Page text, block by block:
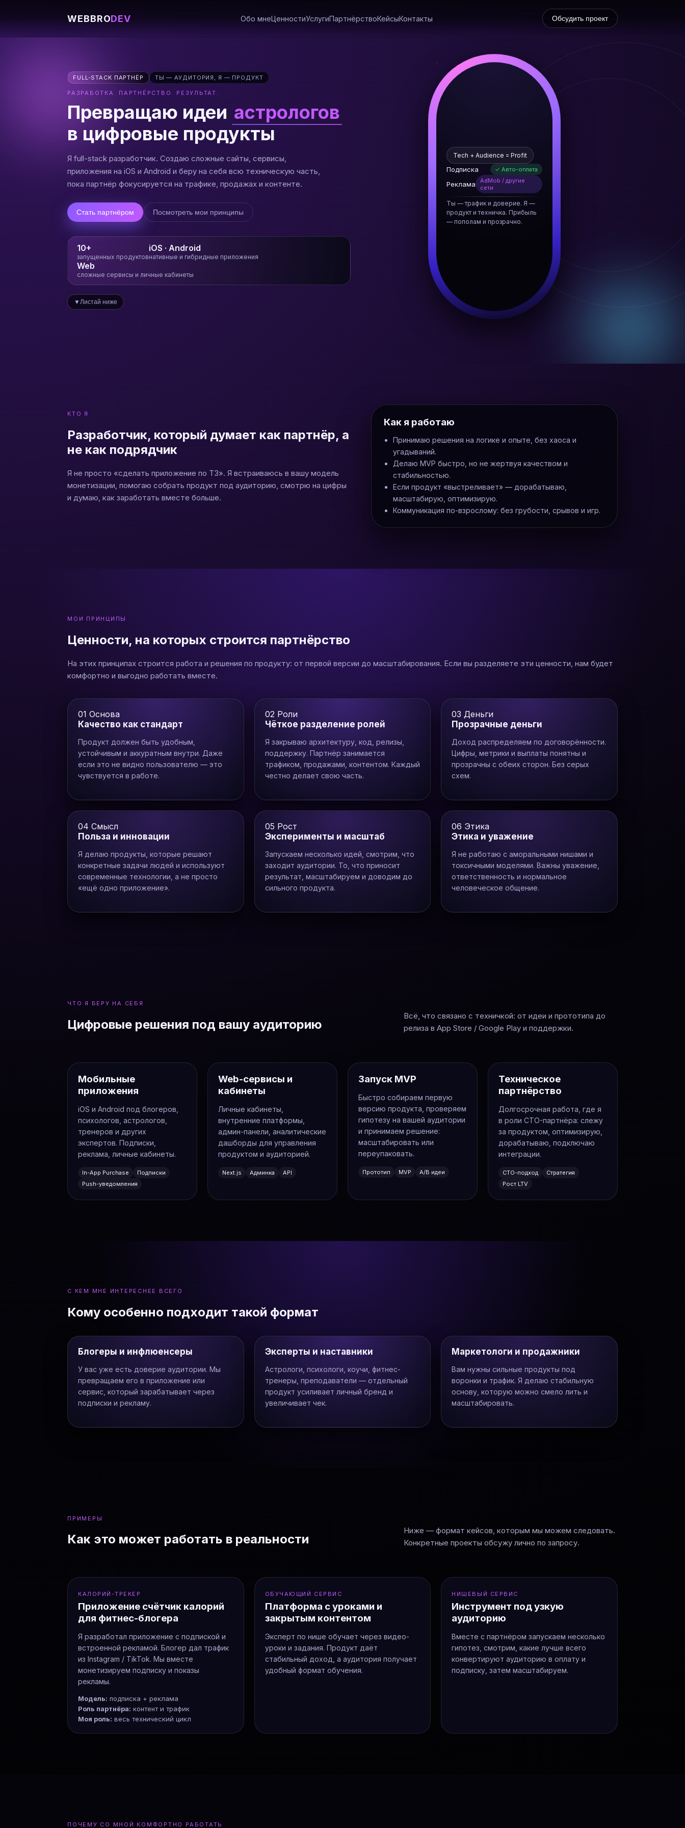
WEBBRODEV Обо мнеЦенностиУслугиПартнёрствоКейсыКонтакты Обсудить проект
FULL-STACK ПАРТНЁР ТЫ — АУДИТОРИЯ, Я — ПРОДУКТ
РАЗРАБОТКА. ПАРТНЁРСТВО. РЕЗУЛЬТАТ.
Превращаю идеи психологов
в цифровые продукты
Я full-stack разработчик. Создаю сложные сайты, сервисы,
приложения на iOS и Android и беру на себя всю техническую часть,
пока партнёр фокусируется на трафике, продажах и контенте.
Стать партнёром Посмотреть мои принципы
10+
запущенных продуктов
iOS · Android
нативные и гибридные приложения
Web
сложные сервисы и личные кабинеты
▼ Листай ниже
Tech + Audience = Profit
Подписка ✓ Авто-оплата
Реклама
AdMob / другие
сети
Ты — трафик и доверие. Я —
продукт и техничка. Прибыль
— пополам и прозрачно.
КТО Я
Разработчик, который думает как партнёр, а
не как подрядчик
Я не просто «сделать приложение по ТЗ». Я встраиваюсь в вашу модель
монетизации, помогаю собрать продукт под аудиторию, смотрю на цифры
и думаю, как заработать вместе больше.
Как я работаю
Принимаю решения на логике и опыте, без хаоса и
угадываний.
Делаю MVP быстро, но не жертвуя качеством и
стабильностью.
Если продукт «выстреливает» — дорабатываю,
масштабирую, оптимизирую.
Коммуникация по-взрослому: без грубости, срывов и игр.
МОИ ПРИНЦИПЫ
Ценности, на которых строится партнёрство
На этих принципах строится работа и решения по продукту: от первой версии до масштабирования. Если вы разделяете эти ценности, нам будет
комфортно и выгодно работать вместе.
01 Основа
Качество как стандарт
Продукт должен быть удобным,
устойчивым и аккуратным внутри. Даже
если это не видно пользователю — это
чувствуется в работе.
02 Роли
Чёткое разделение ролей
Я закрываю архитектуру, код, релизы,
поддержку. Партнёр занимается
трафиком, продажами, контентом. Каждый
честно делает свою часть.
03 Деньги
Прозрачные деньги
Доход распределяем по договорённости.
Цифры, метрики и выплаты понятны и
прозрачны с обеих сторон. Без серых
схем.
04 Смысл
Польза и инновации
Я делаю продукты, которые решают
конкретные задачи людей и используют
современные технологии, а не просто
«ещё одно приложение».
05 Рост
Эксперименты и масштаб
Запускаем несколько идей, смотрим, что
заходит аудитории. То, что приносит
результат, масштабируем и доводим до
сильного продукта.
06 Этика
Этика и уважение
Я не работаю с аморальными нишами и
токсичными моделями. Важны уважение,
ответственность и нормальное
человеческое общение.
ЧТО Я БЕРУ НА СЕБЯ
Цифровые решения под вашу аудиторию
Всё, что связано с техничкой: от идеи и прототипа до
релиза в App Store / Google Play и поддержки.
Мобильные
приложения
iOS и Android под блогеров,
психологов, астрологов,
тренеров и других
экспертов. Подписки,
реклама, личные кабинеты.
In-App Purchase
Подписки
Push-уведомления
Web-сервисы и
кабинеты
Личные кабинеты,
внутренние платформы,
админ-панели, аналитические
дашборды для управления
продуктом и аудиторией.
Next.js Админка API
Запуск MVP
Быстро собираем первую
версию продукта, проверяем
гипотезу на вашей аудитории
и принимаем решение:
масштабировать или
переупаковать.
Прототип MVP А/В идеи
Техническое
партнёрство
Долгосрочная работа, где я
в роли CTO-партнёра: слежу
за продуктом, оптимизирую,
дорабатываю, подключаю
интеграции.
CTO-подход
Стратегия
Рост LTV
С КЕМ МНЕ ИНТЕРЕСНЕЕ ВСЕГО
Кому особенно подходит такой формат
Блогеры и инфлюенсеры
У вас уже есть доверие аудитории. Мы
превращаем его в приложение или
сервис, который зарабатывает через
подписки и рекламу.
Эксперты и наставники
Астрологи, психологи, коучи, фитнес-
тренеры, преподаватели — отдельный
продукт усиливает личный бренд и
увеличивает чек.
Маркетологи и продажники
Вам нужны сильные продукты под
воронки и трафик. Я делаю стабильную
основу, которую можно смело лить и
масштабировать.
ПРИМЕРЫ
Как это может работать в реальности
Ниже — формат кейсов, которым мы можем следовать.
Конкретные проекты обсужу лично по запросу.
КАЛОРИЙ-ТРЕКЕР
Приложение счётчик калорий
для фитнес-блогера
Я разработал приложение с подпиской и
встроенной рекламой. Блогер дал трафик
из Instagram / TikTok. Мы вместе
монетизируем подписку и показы
рекламы.
Модель: подписка + реклама
Роль партнёра: контент и трафик
Моя роль: весь технический цикл
ОБУЧАЮЩИЙ СЕРВИС
Платформа с уроками и
закрытым контентом
Эксперт по нише обучает через видео-
уроки и задания. Продукт даёт
стабильный доход, а аудитория получает
удобный формат обучения.
НИШЕВЫЙ СЕРВИС
Инструмент под узкую
аудиторию
Вместе с партнёром запускаем несколько
гипотез, смотрим, какие лучше всего
конвертируют аудиторию в оплату и
подписку, затем масштабируем.
ПОЧЕМУ СО МНОЙ КОМФОРТНО РАБОТАТЬ